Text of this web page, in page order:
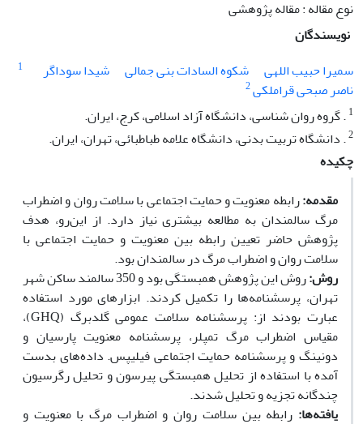
نوع مقاله : مقاله پژوهشی
نویسندگان
سمیرا حبیب اللهی
شکوه السادات بنی جمالی شیدا سوداگر 1
ناصر صبحی قراملکی2
1. گروه روان شناسی، دانشگاه آزاد اسلامی، کرج، ایران.
2. دانشگاه تربیت بدنی، دانشگاه علامه طباطبائی، تهران، ایران.
چکیده
مقدمه:رابطه معنویت و حمایت اجتماعی با سلامت روان و اضطراب
مرگ سالمندان به مطالعه بیشتری نیاز دارد. از این‌رو، هدف
پژوهش حاضر تعیین رابطه بین معنویت و حمایت اجتماعی با
سلامت روان و اضطراب مرگ در سالمندان بود.
روش:
روش این پژوهش همبستگی بود و 350 سالمند ساکن شهر
تهران، پرسشنامه‌ها را تکمیل کردند. ابزارهای مورد استفاده
عبارت بودند از: پرسشنامه سلامت عمومی گلدبرگ (GHQ)،
مقیاس اضطراب مرگ تمپلر، پرسشنامه معنویت پارسیان و
دونینگ و پرسشنامه حمایت اجتماعی فیلیپس. داده‌های بدست
آمده با استفاده از تحلیل همبستگی پیرسون و تحلیل رگرسیون
چندگانه تجزیه و تحلیل شدند.
یافته‌ها: رابطه بین سلامت روان و اضطراب مرگ با معنویت و